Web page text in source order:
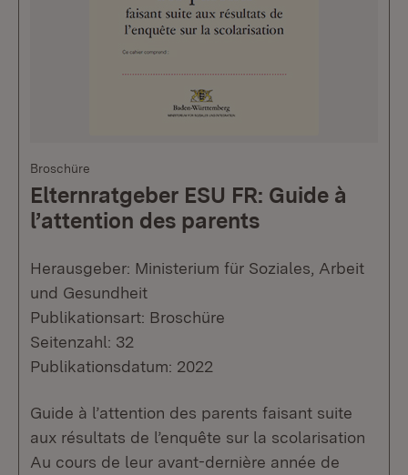
Broschüre
Elternratgeber ESU FR: Guide à
l’attention des parents
Herausgeber: Ministerium für Soziales, Arbeit
und Gesundheit
Publikationsart: Broschüre
Seitenzahl: 32
Publikationsdatum: 2022
Guide à l’attention des parents faisant suite
aux résultats de l’enquête sur la scolarisation
Au cours de leur avant-dernière année de